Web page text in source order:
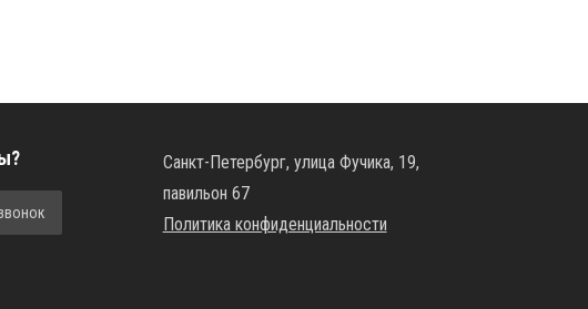
Санкт-Петербург, улица Фучика, 19,
павильон 67
Политика конфиденциальности